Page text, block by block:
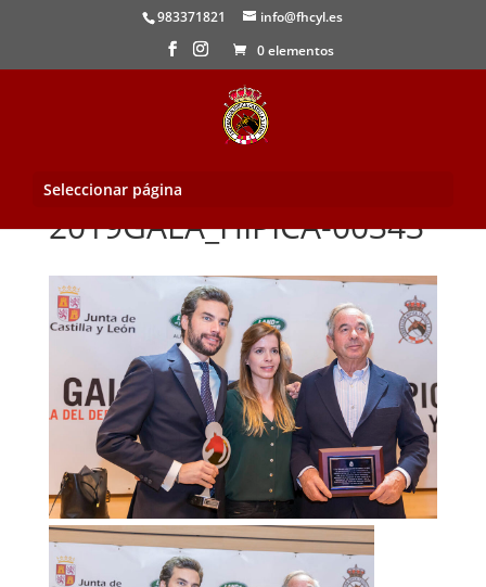
983371821
info@fhcyl.es
0 elementos
Seleccionar página
2019GALA_HIPICA-00343